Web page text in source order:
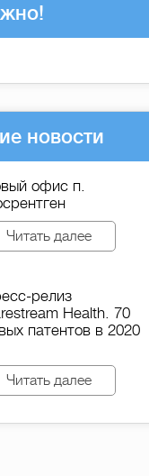
новости
офис п.
Читать далее
релиз
Health. 70
патентов в 2020
Читать далее